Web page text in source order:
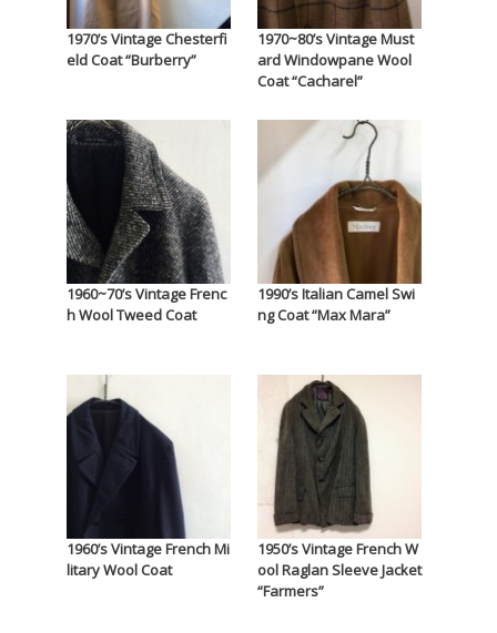
1970’s Vintage Chesterfi
eld Coat “Burberry”
1970~80’s Vintage Must
ard Windowpane Wool
Coat “Cacharel”
1960~70’s Vintage Frenc
h Wool Tweed Coat
1990’s Italian Camel Swi
ng Coat “Max Mara”
1960’s Vintage French Mi
litary Wool Coat
1950’s Vintage French W
ool Raglan Sleeve Jacket
“Farmers”